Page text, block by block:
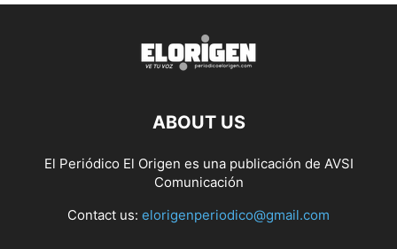
ABOUT US
El Periódico El Origen es una publicación de AVSI
Comunicación
Contact us: elorigenperiodico@gmail.com